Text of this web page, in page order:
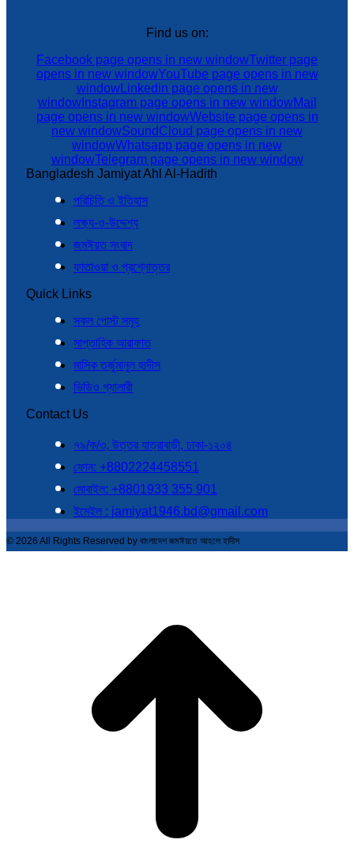
Find us on:
Facebook page opens in new windowTwitter page
opens in new windowYouTube page opens in new
windowLinkedin page opens in new
windowInstagram page opens in new windowMail
page opens in new windowWebsite page opens in
new windowSoundCloud page opens in new
windowWhatsapp page opens in new
windowTelegram page opens in new window
Bangladesh Jamiyat Ahl Al-Hadith
পরিচিতি ও ইতিহাস
লক্ষ্য-ও-উদ্দেশ্য
জমঈয়ত সংবাদ
ফাতাওয়া ও প্রশ্নোত্তর
Quick Links
সকল পোস্ট সমূহ
সাপ্তাহিক আরাফাত
মাসিক তর্জুমানুল হাদীস
ভিডিও গ্যালারী
Contact Us
৭৯/ক/৩, উত্তর যাত্রাবাড়ী, ঢাকা-১২০৪
ফোন: +8802224458551
মোবাইল: +8801933 355 901
ইমেইল : jamiyat1946.bd@gmail.com
© 2026 All Rights Reserved by বাংলাদেশ জমঈয়তে আহলে হাদীস